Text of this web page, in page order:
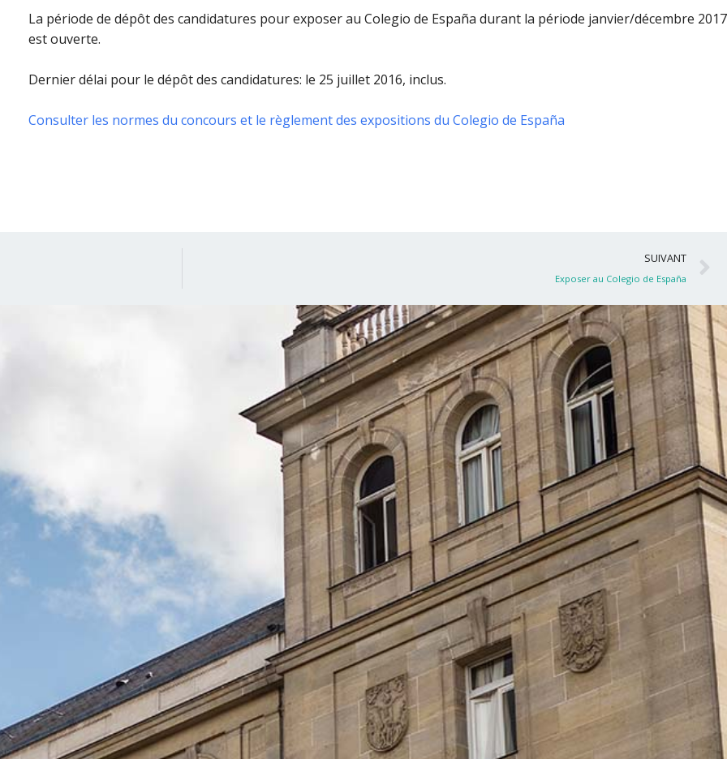
La période de dépôt des candidatures pour exposer au Colegio de España durant la période janvier/décembre 2017
est ouverte.
Dernier délai pour le dépôt des candidatures: le 25 juillet 2016, inclus.
Consulter les normes du concours et le règlement des expositions du Colegio de España
SUIVANT
Exposer au Colegio de España